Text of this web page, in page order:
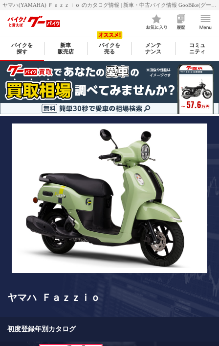
バイクを
探す
新車
販売店
バイクを
売る
メンテ
ナンス
コミュ
ニティ
ヤマハ Ｆａｚｚｉｏ
初度登録年別カタログ